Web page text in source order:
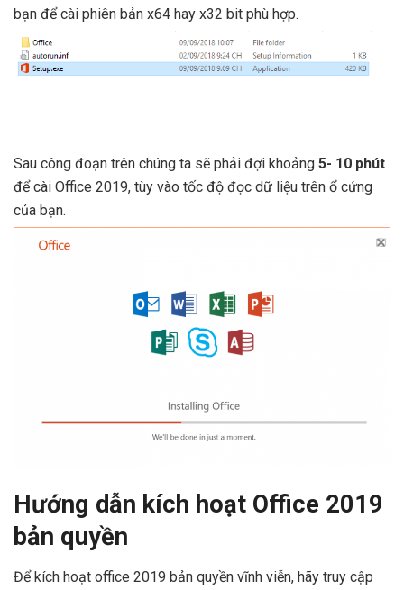
bạn để cài phiên bản x64 hay x32 bit phù hợp.
Sau công đoạn trên chúng ta sẽ phải đợi khoảng 5- 10 phút
để cài Office 2019, tùy vào tốc độ đọc dữ liệu trên ổ cứng
của bạn.
Hướng dẫn kích hoạt Office 2019
bản quyền
Để kích hoạt office 2019 bản quyền vĩnh viễn, hãy truy cập